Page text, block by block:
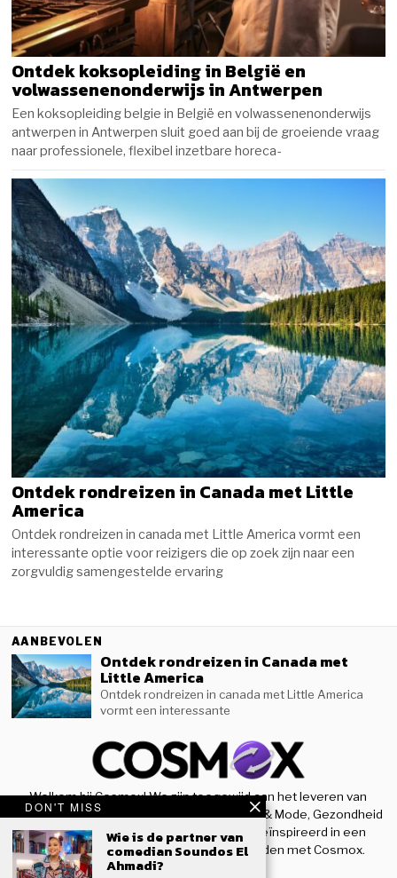
Ontdek koksopleiding in België en
volwassenenonderwijs in Antwerpen
Een koksopleiding belgie in België en volwassenenonderwijs
antwerpen in Antwerpen sluit goed aan bij de groeiende vraag
naar professionele, flexibel inzetbare horeca-
Ontdek rondreizen in Canada met Little
America
Ontdek rondreizen in canada met Little America vormt een
interessante optie voor reizigers die op zoek zijn naar een
zorgvuldig samengestelde ervaring
AANBEVOLEN
Ontdek rondreizen in Canada met
Little America
Ontdek rondreizen in canada met Little America
vormt een interessante
Welkom bij Cosmox! We zijn toegewijd aan het leveren van
nieuwe inzichten op het gebied van Beauty & Mode, Gezondheid
& Sport, en houden u op de hoogte en geïnspireerd in een
steeds evoluerende wereld. Blijf verbonden met Cosmox.
DON'T MISS
Wie is de partner van
comedian Soundos El
Ahmadi?